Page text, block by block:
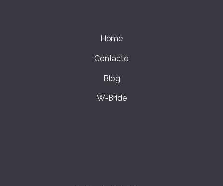
Home
Contacto
Blog
W-Bride